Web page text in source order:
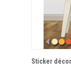
Sticker